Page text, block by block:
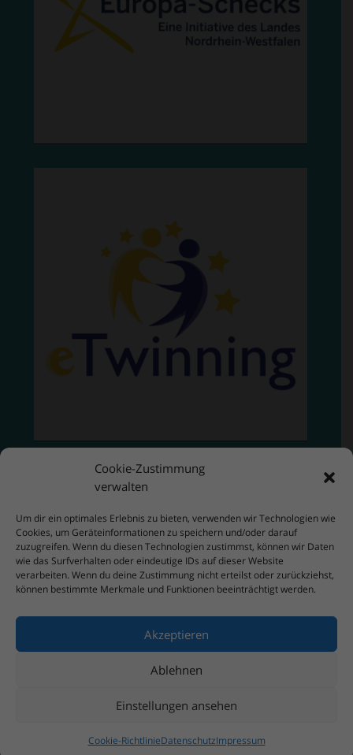
Cookie-Zustimmung
verwalten
Um dir ein optimales Erlebnis zu bieten, verwenden wir Technologien wie
Cookies, um Geräteinformationen zu speichern und/oder darauf
zuzugreifen. Wenn du diesen Technologien zustimmst, können wir Daten
wie das Surfverhalten oder eindeutige IDs auf dieser Website
verarbeiten. Wenn du deine Zustimmung nicht erteilst oder zurückziehst,
können bestimmte Merkmale und Funktionen beeinträchtigt werden.
Akzeptieren
Ablehnen
Einstellungen ansehen
Cookie-RichtlinieDatenschutzImpressum